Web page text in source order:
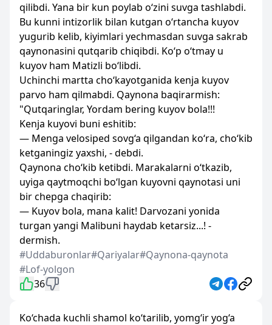
qilibdi. Yana bir kun poylab o‘zini suvga tashlabdi.
Bu kunni intizorlik bilan kutgan o‘rtancha kuyov
yugurib kelib, kiyimlari yechmasdan suvga sakrab
qaynonasini qutqarib chiqibdi. Ko‘p o‘tmay u
kuyov ham Matizli bo‘libdi.
Uchinchi martta cho‘kayotganida kenja kuyov
parvo ham qilmabdi. Qaynona baqirarmish:
"Qutqaringlar, Yordam bering kuyov bola!!!
Kenja kuyovi buni eshitib:
— Menga velosiped sovg‘a qilgandan ko‘ra, cho‘kib
ketganingiz yaxshi, - debdi.
Qaynona cho‘kib ketibdi. Marakalarni o‘tkazib,
uyiga qaytmoqchi bo‘lgan kuyovni qaynotasi uni
bir chepga chaqirib:
— Kuyov bola, mana kalit! Darvozani yonida
turgan yangi Malibuni haydab ketarsiz...! -
dermish.
#Uddaburonlar#Qariyalar#Qaynona-qaynota
#Lof-yolgon
36
Ko‘chada kuchli shamol ko‘tarilib, yomg‘ir yog‘a